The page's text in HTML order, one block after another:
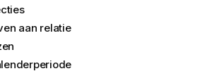
aan relatie